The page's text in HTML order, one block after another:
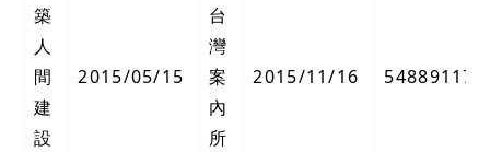
築
人
間
建
設
2015/05/15
台
灣
案
內
所
2015/11/16 54889117